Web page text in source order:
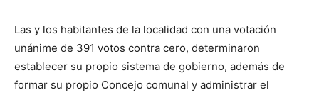
Las y los habitantes de la localidad con una votación
unánime de 391 votos contra cero, determinaron
establecer su propio sistema de gobierno, además de
formar su propio Concejo comunal y administrar el